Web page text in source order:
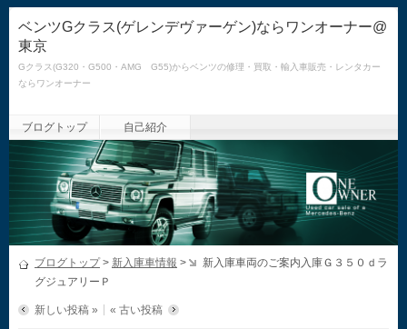
ベンツGクラス(ゲレンデヴァーゲン)ならワンオーナー@
東京
Gクラス(G320・G500・AMG G55)からベンツの修理・買取・輸入車販売・レンタカー
ならワンオーナー
ブログトップ 自己紹介
ブログトップ> 新入庫車情報 >
新入庫車両のご案内入庫Ｇ３５０ｄラ
グジュアリーＰ
新しい投稿 » « 古い投稿